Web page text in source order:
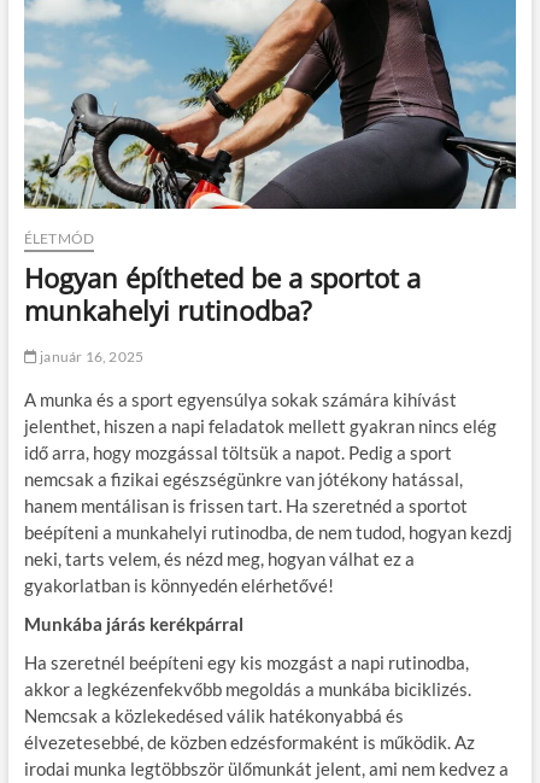
ÉLETMÓD
Hogyan építheted be a sportot a
munkahelyi rutinodba?
január 16, 2025
A munka és a sport egyensúlya sokak számára kihívást
jelenthet, hiszen a napi feladatok mellett gyakran nincs elég
idő arra, hogy mozgással töltsük a napot. Pedig a sport
nemcsak a fizikai egészségünkre van jótékony hatással,
hanem mentálisan is frissen tart. Ha szeretnéd a sportot
beépíteni a munkahelyi rutinodba, de nem tudod, hogyan kezdj
neki, tarts velem, és nézd meg, hogyan válhat ez a
gyakorlatban is könnyedén elérhetővé!
Munkába járás kerékpárral
Ha szeretnél beépíteni egy kis mozgást a napi rutinodba,
akkor a legkézenfekvőbb megoldás a munkába biciklizés.
Nemcsak a közlekedésed válik hatékonyabbá és
élvezetesebbé, de közben edzésformaként is működik. Az
irodai munka legtöbbször ülőmunkát jelent, ami nem kedvez a